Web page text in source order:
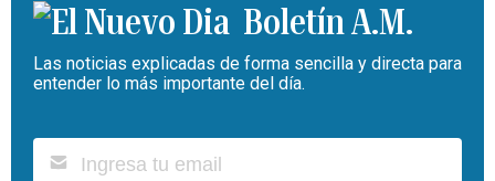
Boletín A.M.
Las noticias explicadas de forma sencilla y directa para
entender lo más importante del día.